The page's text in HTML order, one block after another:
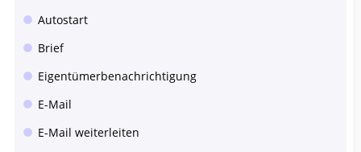
Autostart
Brief
Eigentümerbenachrichtigung
E-Mail
E-Mail weiterleiten